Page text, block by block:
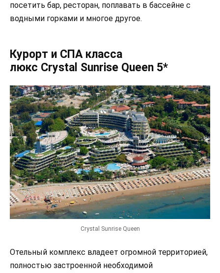
посетить бар, ресторан, поплавать в бассейне с
водными горками и многое другое.
Курорт и СПА класса
люкс Crystal Sunrise Queen 5*
Crystal Sunrise Queen
Отельный комплекс владеет огромной территорией,
полностью застроенной необходимой